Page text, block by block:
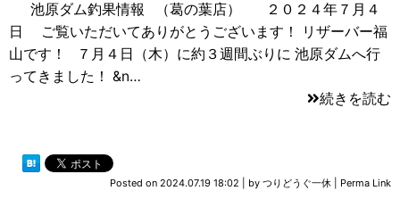
池原ダム釣果情報 （葛の葉店） ２０２４年７月４
日 ご覧いただいてありがとうございます！ リザーバー福
山です！ ７月４日（木）に約３週間ぶりに 池原ダムへ行
ってきました！ &n…
続きを読む
Posted on 2024.07.19 18:02 by つりどうぐ一休 Perma Link